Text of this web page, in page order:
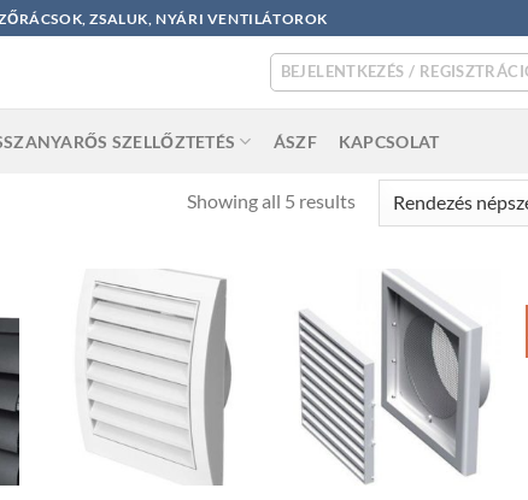
ZSALUK, NYÁRI VENTILÁTOROK
BEJELENTKEZÉS /
SZELLŐZTETÉS ÁSZF KAPCSOLAT
Showing all 5 resultsSorted